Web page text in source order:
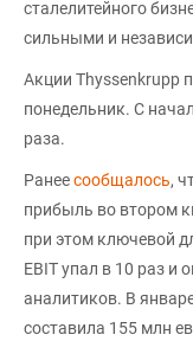
сталелитейного
сильными и
Акции Thyssenkrupp
понедельник. С
раза.
Ранеесообщалось,
прибыль во втором
при этом ключевой
EBIT упал в 10 раз и
аналитиков. В
составила 155 млн